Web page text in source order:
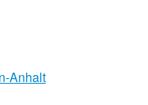
Anhalt